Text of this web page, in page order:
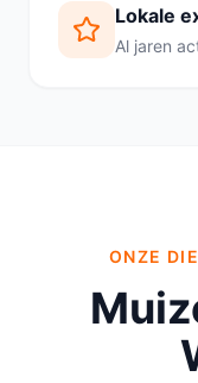
Lokale
Al jaren
ONZE